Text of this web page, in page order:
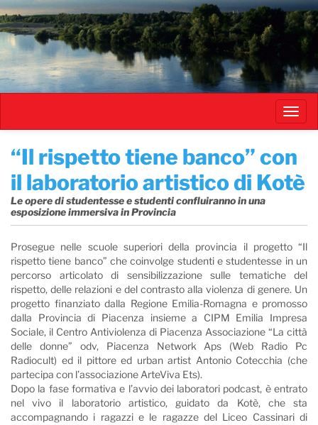
Salta
al
contenuto
principale
“Il rispetto tiene banco” con
il laboratorio artistico di Kotè
Le opere di studentesse e studenti confluiranno in una
esposizione immersiva in Provincia
Prosegue nelle scuole superiori della provincia il progetto “Il
rispetto tiene banco” che coinvolge studenti e studentesse in un
percorso articolato di sensibilizzazione sulle tematiche del
rispetto, delle relazioni e del contrasto alla violenza di genere. Un
progetto finanziato dalla Regione Emilia-Romagna e promosso
dalla Provincia di Piacenza insieme a CIPM Emilia Impresa
Sociale, il Centro Antiviolenza di Piacenza Associazione “La città
delle donne” odv, Piacenza Network Aps (Web Radio Pc
Radiocult) ed il pittore ed urban artist Antonio Cotecchia (che
partecipa con l’associazione ArteViva Ets).
Dopo la fase formativa e l’avvio dei laboratori podcast, è entrato
nel vivo il laboratorio artistico, guidato da Kotè, che sta
accompagnando i ragazzi e le ragazze del Liceo Cassinari di